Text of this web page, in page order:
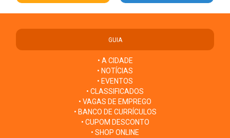
GUIA
• A CIDADE
• NOTÍCIAS
• EVENTOS
• CLASSIFICADOS
• VAGAS DE EMPREGO
• BANCO DE CURRÍCULOS
• CUPOM DESCONTO
• SHOP ONLINE